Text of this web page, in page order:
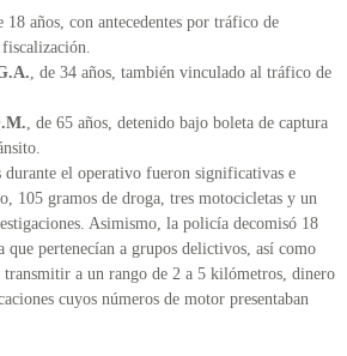
18 años, con antecedentes por tráfico de
fiscalización.
, de 34 años, también vinculado al tráfico de
, de 65 años, detenido bajo boleta de captura
durante el operativo fueron significativas e
105 gramos de droga, tres motocicletas y un
Asimismo, la policía decomisó 18
que pertenecían a grupos delictivos, así como
transmitir a un rango de 2 a 5 kilómetros, dinero
cuyos números de motor presentaban